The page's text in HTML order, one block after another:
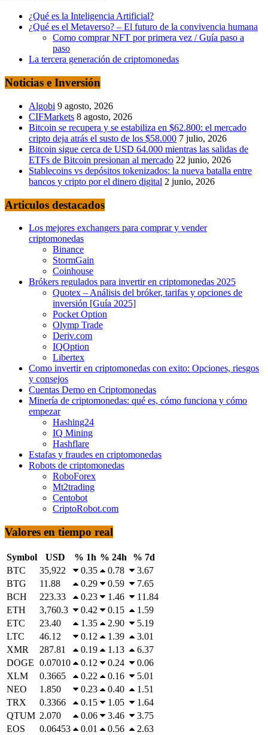
¿Qué es la Inteligencia Artificial?
¿Qué es el Metaverso? – El futuro de la convivencia humana
Como comprar NFT por primera vez / Guía paso a
paso
La tercera generación de criptomonedas
Noticias e Inversión
Algobi 9 agosto, 2026
CIFMarkets 8 agosto, 2026
Bitcoin se recupera y se estabiliza en $62.800: el mercado
cripto deja atrás el susto de los $58.000 7 julio, 2026
Bitcoin sigue cerca de USD 64.000 mientras las salidas de
ETFs de Bitcoin presionan al mercado 22 junio, 2026
Stablecoins vs depósitos tokenizados: la nueva batalla entre
bancos y cripto por el dinero digital 2 junio, 2026
Articulos destacados
Los mejores exchangers para comprar y vender
criptomonedas
Binance
StormGain
Coinhouse
Brókers regulados para invertir en criptomonedas 2025
Quotex – Análisis del bróker, tarifas y opciones de
inversión [Guía 2025]
Pocket Option
Olymp Trade
Deriv.com
IQOption
Libertex
Como invertir en criptomonedas con exito: Opciones, riesgos
y consejos
Cuentas Demo en Criptomonedas
Minería de criptomonedas: qué es, cómo funciona y cómo
empezar
Hashing24
IQ Mining
Hashflare
Estafas y fraudes en criptomonedas
Robots de criptomonedas
RoboForex
Mt2trading
Centobot
CriptoRobot.com
Valores en tiempo real
Symbol USD % 1h % 24h
% 7d
BTC
35,922 0.35 0.78
3.67
BTG
11.88 0.29 0.59
7.65
BCH
223.33 0.23 1.46
11.84
ETH
3,760.3 0.42 0.15
1.59
ETC
23.40 1.35 2.90
5.19
LTC
46.12 0.12 1.39
3.01
XMR
287.81 0.19 1.13
6.37
DOGE 0.07010 0.12 0.24
0.06
XLM
0.3665 0.22 0.16
5.01
NEO
1.850 0.23 0.40
1.51
TRX
0.3366 0.15 1.05
1.64
QTUM 2.070 0.06 3.46
3.75
EOS
0.06453 0.01 0.56 2.63